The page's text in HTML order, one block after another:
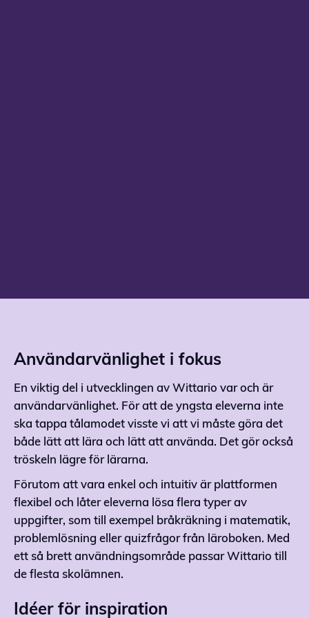
Användarvänlighet i fokus
En viktig del i utvecklingen av Wittario var och är
användarvänlighet. För att de yngsta eleverna inte
ska tappa tålamodet visste vi att vi måste göra det
både lätt att lära och lätt att använda. Det gör också
tröskeln lägre för lärarna.
Förutom att vara enkel och intuitiv är plattformen
flexibel och låter eleverna lösa flera typer av
uppgifter, som till exempel bråkräkning i matematik,
problemlösning eller quizfrågor från läroboken. Med
ett så brett användningsområde passar Wittario till
de flesta skolämnen.
Idéer för inspiration